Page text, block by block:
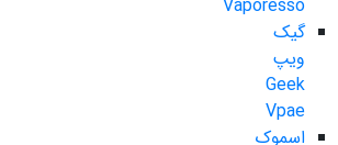
Vaporesso
گیک
ویپ
Geek
Vpae
اسموک